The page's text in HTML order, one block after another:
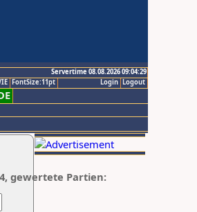
Servertime 08.08.2026 09:04:29
Logout
Login
FontSize:11pt
gewertete Partien: